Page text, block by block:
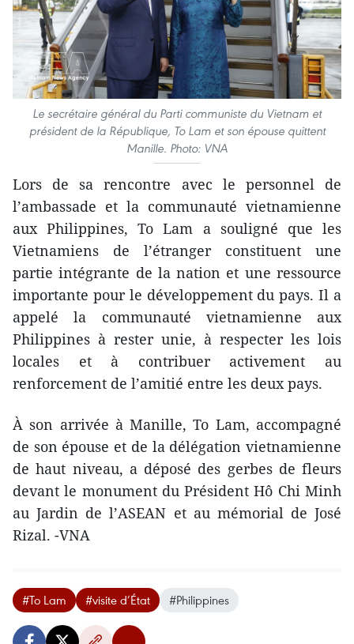
Le secrétaire général du Parti communiste du Vietnam et
président de la République, To Lam et son épouse quittent
Manille. Photo: VNA
Lors de sa rencontre avec le personnel de
l’ambassade et la communauté vietnamienne
aux Philippines, To Lam a souligné que les
Vietnamiens de l’étranger constituent une
partie intégrante de la nation et une ressource
importante pour le développement du pays. Il a
appelé la communauté vietnamienne aux
Philippines à rester unie, à respecter les lois
locales et à contribuer activement au
renforcement de l’amitié entre les deux pays.
À son arrivée à Manille, To Lam, accompagné
de son épouse et de la délégation vietnamienne
de haut niveau, a déposé des gerbes de fleurs
devant le monument du Président Hô Chi Minh
au Jardin de l’ASEAN et au mémorial de José
Rizal. -VNA
#To Lam #visite d’État #Philippines